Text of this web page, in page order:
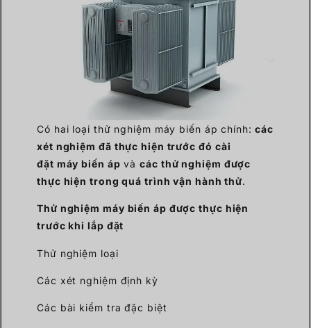
Có hai loại thử nghiệm máy biến áp chính: các
xét nghiệm đã thực hiện trước đó cài
đặt máy biến áp vàcác thử nghiệm được
thực hiện trong quá trình vận hành thử.
Thử nghiệm máy biến áp được thực hiện
trước khi lắp đặt
Thử nghiệm loại
Các xét nghiệm định kỳ
Các bài kiểm tra đặc biệt